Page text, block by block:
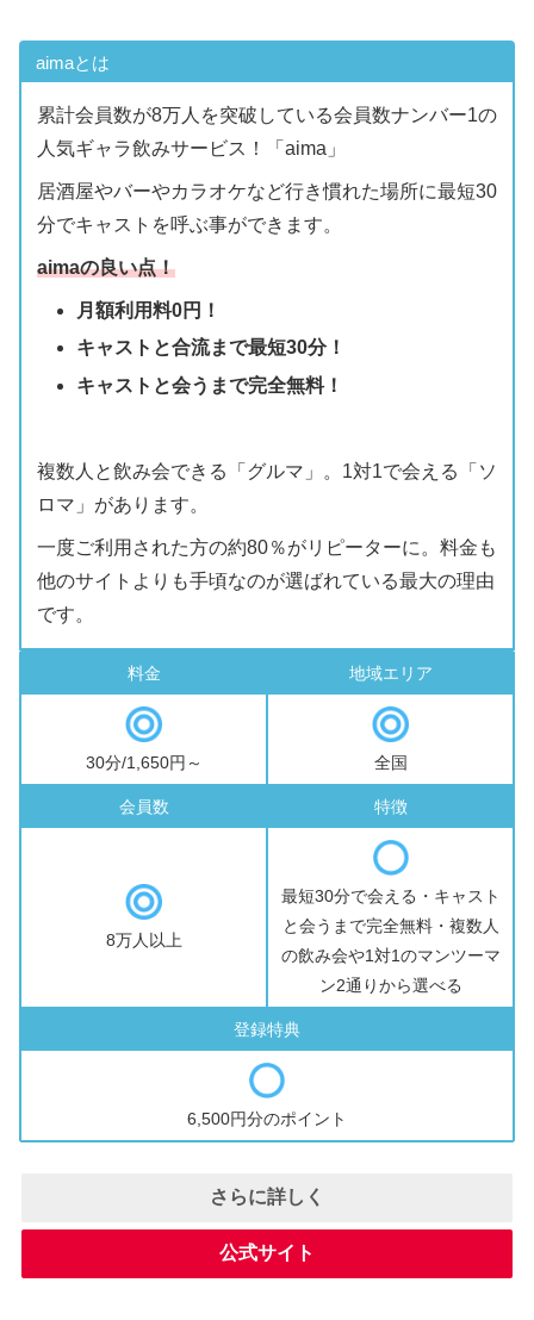
aimaとは
累計会員数が8万人を突破している会員数ナンバー1の
人気ギャラ飲みサービス！「aima」
居酒屋やバーやカラオケなど行き慣れた場所に最短30
分でキャストを呼ぶ事ができます。
aimaの良い点！
月額利用料0円！
キャストと合流まで最短30分！
キャストと会うまで完全無料！
複数人と飲み会できる「グルマ」。1対1で会える「ソ
ロマ」があります。
一度ご利用された方の約80％がリピーターに。料金も
他のサイトよりも手頃なのが選ばれている最大の理由
です。
料金
30分/1,650円～
地域エリア
全国
会員数
8万人以上
特徴
最短30分で会える・キャスト
と会うまで完全無料・複数人
の飲み会や1対1のマンツーマ
ン2通りから選べる
登録特典
6,500円分のポイント
さらに詳しく
公式サイト